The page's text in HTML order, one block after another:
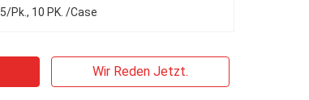
5/Pk., 10 PK. /Case
Wir Reden Jetzt.